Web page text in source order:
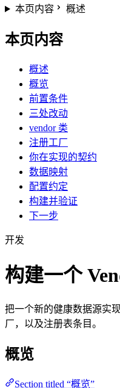
本页内容
概述
本页内容
概述
概览
前置条件
三处改动
vendor 类
注册工厂
你在实现的契约
数据映射
配置约定
构建并验证
下一步
开发
构建一个
把一个新的健康数据源实
厂，以及注册表条目。
概览
Section titled “概览”